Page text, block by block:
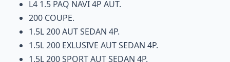
L4 1.5 PAQ NAVI 4P AUT.
200 COUPE.
1.5L 200 AUT SEDAN 4P.
1.5L 200 EXLUSIVE AUT SEDAN 4P.
1.5L 200 SPORT AUT SEDAN 4P.